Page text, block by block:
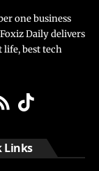
one business
Daily delivers
life, best tech
Links